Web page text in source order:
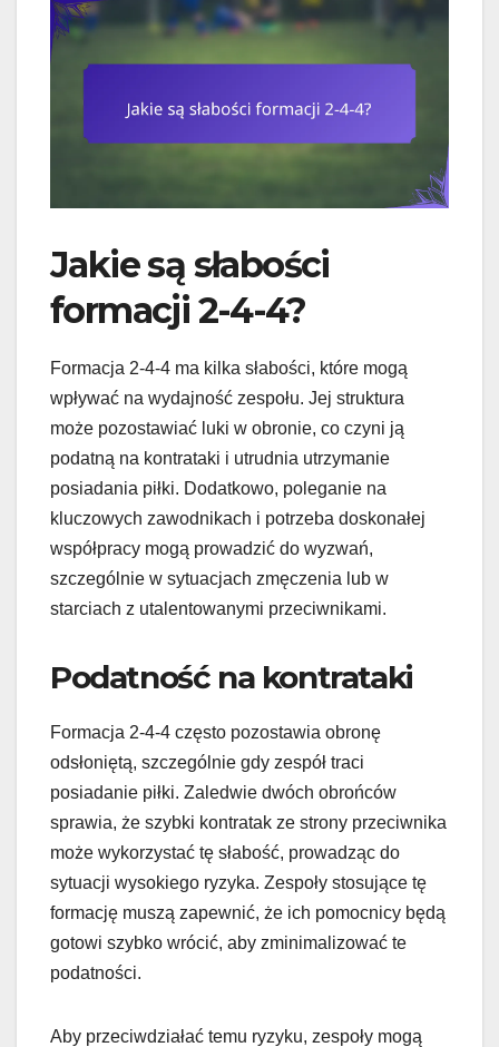
Jakie są słabości
formacji 2-4-4?
Formacja 2-4-4 ma kilka słabości, które mogą
wpływać na wydajność zespołu. Jej struktura
może pozostawiać luki w obronie, co czyni ją
podatną na kontrataki i utrudnia utrzymanie
posiadania piłki. Dodatkowo, poleganie na
kluczowych zawodnikach i potrzeba doskonałej
współpracy mogą prowadzić do wyzwań,
szczególnie w sytuacjach zmęczenia lub w
starciach z utalentowanymi przeciwnikami.
Podatność na kontrataki
Formacja 2-4-4 często pozostawia obronę
odsłoniętą, szczególnie gdy zespół traci
posiadanie piłki. Zaledwie dwóch obrońców
sprawia, że szybki kontratak ze strony przeciwnika
może wykorzystać tę słabość, prowadząc do
sytuacji wysokiego ryzyka. Zespoły stosujące tę
formację muszą zapewnić, że ich pomocnicy będą
gotowi szybko wrócić, aby zminimalizować te
podatności.
Aby przeciwdziałać temu ryzyku, zespoły mogą